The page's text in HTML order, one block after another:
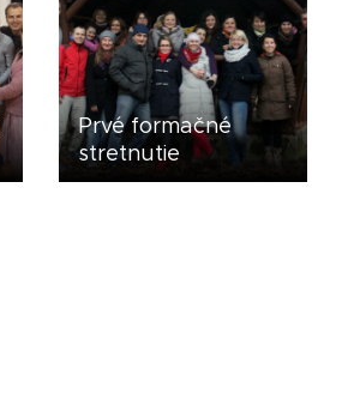
Prvé formačné
stretnutie